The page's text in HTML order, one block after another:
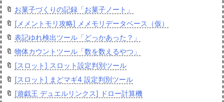
🔖 お菓子づくりの記録「お菓子ノート」
🔖 [メメントモリ攻略] メメモリデータベース（仮）
🔖 表記ゆれ検出ツール「どっかあった？」
🔖 物体カウントツール「数を数えるやつ」
🔖 [スロット] スロット設定判別ツール
🔖 [スロット] まどマギ4 設定判別ツール
🔖 [遊戯王 デュエルリンクス] ドロー計算機